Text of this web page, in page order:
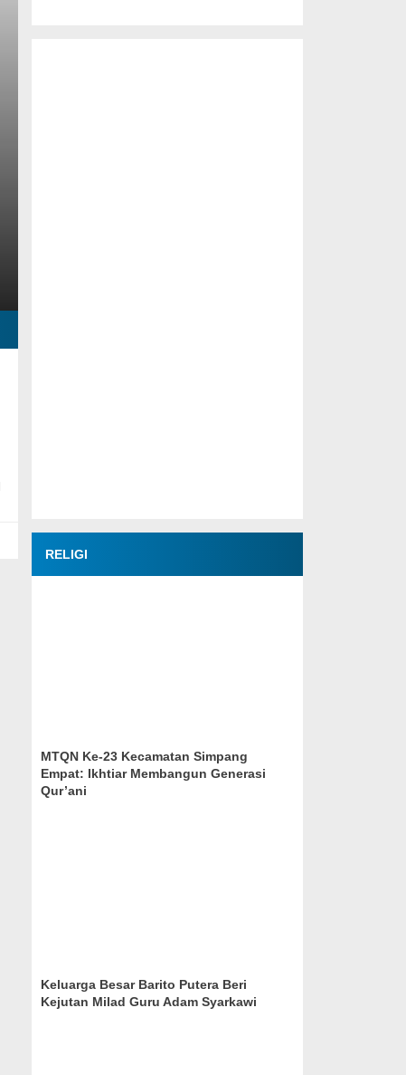
RELIGI
MTQN Ke-23 Kecamatan Simpang
Empat: Ikhtiar Membangun Generasi
Qur’ani
Keluarga Besar Barito Putera Beri
Kejutan Milad Guru Adam Syarkawi